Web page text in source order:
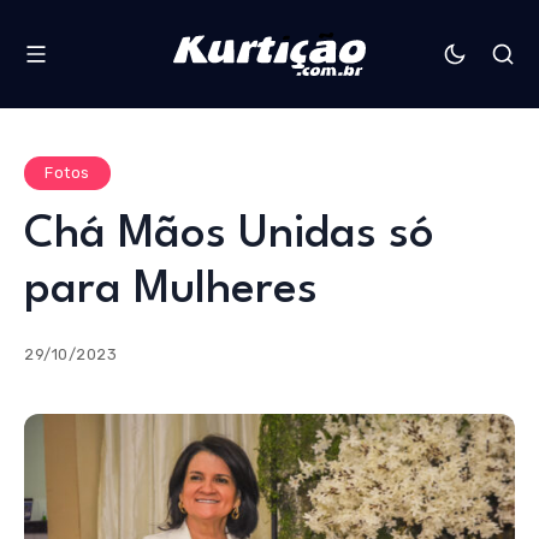
Fotos
Chá Mãos Unidas só
para Mulheres
29/10/2023